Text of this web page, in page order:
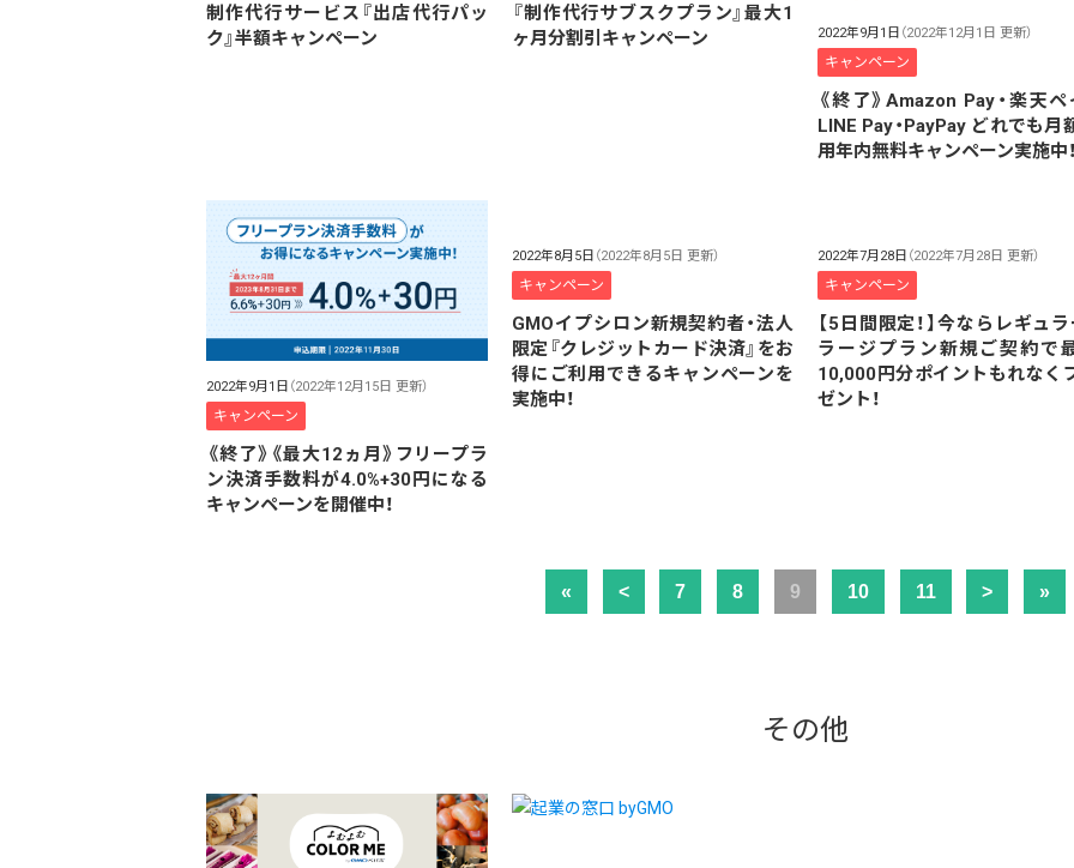
制作代行サービス『出店代行パッ
ク』半額キャンペーン
『制作代行サブスクプラン』最大1
ヶ月分割引キャンペーン
2022年9月1日 （2022年12月1日 更新）
キャンペーン
《終了》Amazon Pay・楽天ペ
LINE Pay・PayPay どれでも月
用年内無料キャンペーン実施中
2022年9月1日 （2022年12月15日 更新）
キャンペーン
《終了》《最大12ヵ月》フリープラ
ン決済手数料が4.0%+30円になる
キャンペーンを開催中！
2022年8月5日 （2022年8月5日 更新）
キャンペーン
GMOイプシロン新規契約者・法人
限定『クレジットカード決済』をお
得にご利用できるキャンペーンを
実施中！
2022年7月28日 （2022年7月28日 更新）
キャンペーン
【5日間限定！】今ならレギュラ
ラージプラン新規ご契約で
10,000円分ポイントもれなく
ゼント！
« < 7 8 9 10 11 > »
その他